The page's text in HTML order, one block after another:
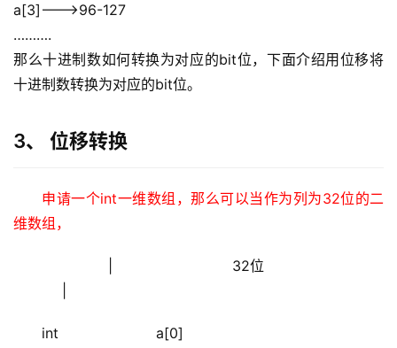
a[3]———>96-127
……….
那么十进制数如何转换为对应的bit位，下面介绍用位移将
十进制数转换为对应的bit位。
3、 位移转换
申请一个int一维数组，那么可以当作为列为32位的二
维数组，
|                           32位
int a[0]